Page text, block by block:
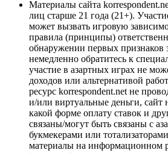
Материалы сайта
лиц старше 21 года (21+).
может вызвать игровую
правила (принципы)
обнаружении первых признаков
немедленно обратитесь к
участие в азартных играх не
доходов или альтернативой
ресурс korrespondent.net не
и/или виртуальные деньги, сайт
какой форме оплату ставок и
связаны/могут быть связаны с
букмекерами или
материалы на информационном